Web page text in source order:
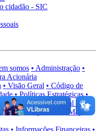
cidadão - SIC
somos • Administração •
Acionária
• Visão Geral • Código de
• Políticas Estratégicas •
• Carta Anual de
Corporativa
• Mapa
• Informações Financeiras •